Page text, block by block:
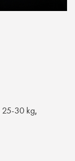
25-30 kg,